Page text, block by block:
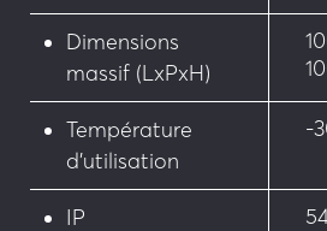
Dimensions
massif (LxPxH)
Température
d’utilisation
-
IP